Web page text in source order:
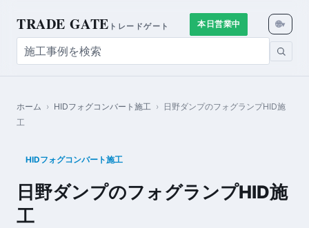
TRADE GATE トレードゲート 本日営業中 🌐▾
ホーム › HIDフォグコンバート施工 › 日野ダンプのフォグランプHID施
工
HIDフォグコンバート施工
日野ダンプのフォグランプHID施
工